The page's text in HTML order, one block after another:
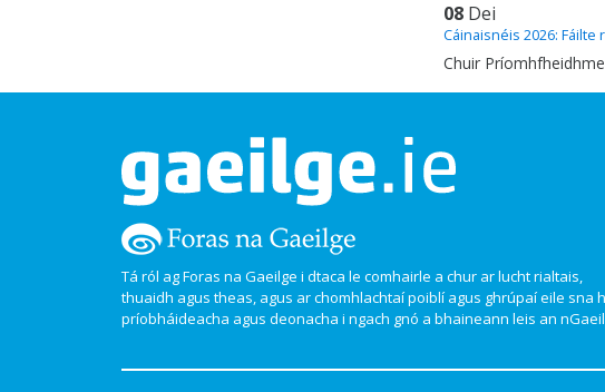
08 Dei
Cáinaisnéis 2026:
Chuir
Tá ról ag Foras na Gaeilge i dtaca le comhairle a chur ar lucht rialtais,
thuaidh agus theas, agus ar chomhlachtaí poiblí agus ghrúpaí eile sna
príobháideacha agus deonacha i ngach gnó a bhaineann leis an